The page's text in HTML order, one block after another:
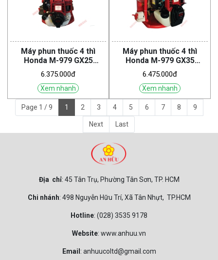
Máy phun thuốc 4 thì
Honda M-979 GX25
(Megic)
6.375.000đ
Xem nhanh
Máy phun thuốc 4 thì
Honda M-979 GX35
(Megic)
6.475.000đ
Xem nhanh
Page 1 / 9 1 2 3 4 5 6 7 8 9
Next Last
Địa chỉ: 45 Tân Trụ, Phường Tân Sơn, TP. HCM
Chi nhánh: 498 Nguyễn Hữu Trí, Xã Tân Nhựt, TP.HCM
Hotline: (028) 3535 9178
Website: www.anhuu.vn
Email : anhuucoltd@gmail.com